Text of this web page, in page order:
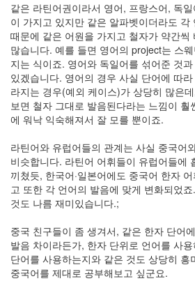
같은 라틴어권이라서 영어, 프랑스어, 독
이 가지고 있지만 같은 알파벳이더라도 각
때문에 같은 어원을 가지고 철자가 약간씩
많습니다. 예를 들면 영어의 project는 스
지는 식이죠. 영어와 독일어를 섞어준 것
있겠습니다. 영어의 경우 사실 단어에 따
라지는 경우(예외 케이스)가 상당히 많은
보면 철자 그대로 발음된다라는 느낌이 훨
에 워낙 익숙해져서 잘 모를 뿐이죠.
라틴어와 유럽어들의 관계는 사실 중국어
비슷합니다. 라틴어 어휘들이 유럽어들에
끼쳤듯, 한국어·일본어에도 중국어 한자
고 또한 각 언어의 발음에 맞게 변화되었
것도 나름 재미있습니다.;
중국 친구들이 좀 생겨서, 같은 한자 단어
발음 차이라든가, 한자 단위로 언어를 사
단어를 사용하는지와 같은 것도 상당히 흥
중국어를 제대로 공부해보고 싶군요.